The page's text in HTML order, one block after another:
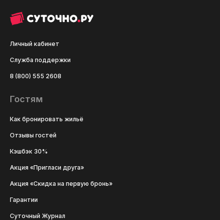
Личный кабинет
Служба поддержки
8 (800) 555 2608
Гостям
Как бронировать жильё
Отзывы гостей
Кэшбэк 30%
Акция «Пригласи друга»
Акция «Скидка на первую бронь»
Гарантии
Суточный Журнал